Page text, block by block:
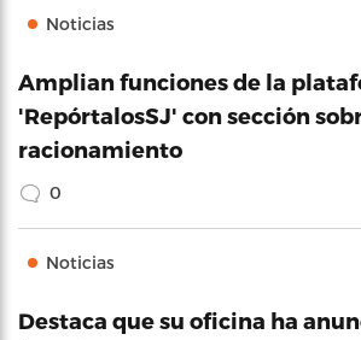
Noticias
Amplian funciones de la
'RepórtalosSJ' con sección
racionamiento
0
Noticias
Destaca que su oficina ha